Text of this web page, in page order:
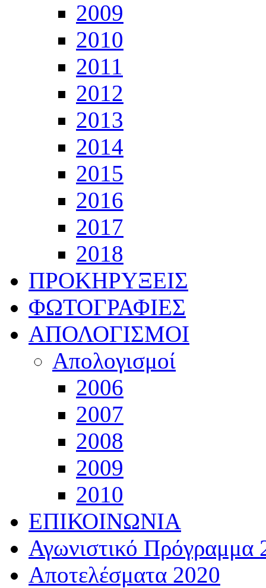
2009
2010
2011
2012
2013
2014
2015
2016
2017
2018
ΠΡΟΚΗΡΥΞΕΙΣ
ΦΩΤΟΓΡΑΦΙΕΣ
ΑΠΟΛΟΓΙΣΜΟΙ
Απολογισμοί
2006
2007
2008
2009
2010
ΕΠΙΚΟΙΝΩΝΙΑ
Αγωνιστικό Πρόγραμμα
Αποτελέσματα 2020